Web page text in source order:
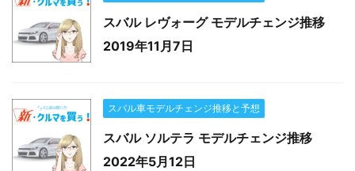
スバル レヴォーグ モデルチェンジ推移
2019年11月7日
スバル車モデルチェンジ推移と予想
スバル ソルテラ モデルチェンジ推移
2022年5月12日